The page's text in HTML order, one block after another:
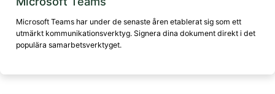
Microsoft Teams har under de senaste åren etablerat sig som ett
utmärkt kommunikationsverktyg. Signera dina dokument direkt i det
populära samarbetsverktyget.